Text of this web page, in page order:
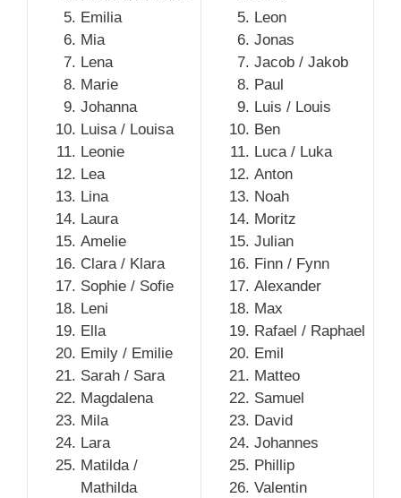
Emilia
Mia
Lena
Marie
Johanna
Luisa / Louisa
Leonie
Lea
Lina
Laura
Amelie
Clara / Klara
Sophie / Sofie
Leni
Ella
Emily / Emilie
Sarah / Sara
Magdalena
Mila
Lara
Matilda /
Mathilda
Leon
Jonas
Jacob / Jakob
Paul
Luis / Louis
Ben
Luca / Luka
Anton
Noah
Moritz
Julian
Finn / Fynn
Alexander
Max
Rafael / Raphael
Emil
Matteo
Samuel
David
Johannes
Phillip
Valentin